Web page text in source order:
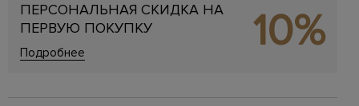
ПЕРСОНАЛЬНАЯ СКИДКА НА
ПЕРВУЮ ПОКУПКУ
Подробнее 10%